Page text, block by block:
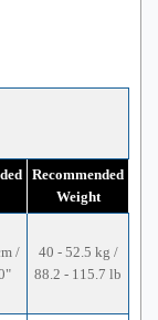
Recommended
Weight
/
40 - 52.5 kg /
88.2 - 115.7 lb